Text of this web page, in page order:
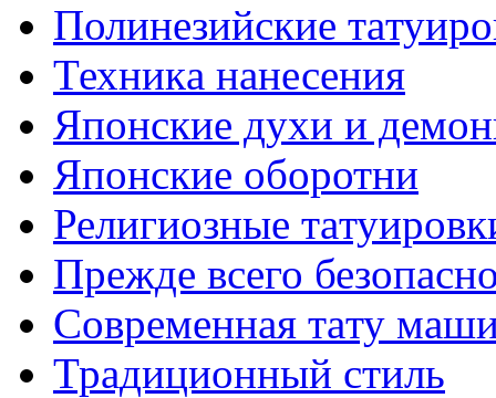
Полинезийские
Техникa нанесения
Японские духи и
Японские оборотни
Религиозные
Прежде всего
Современная тaту
Традиционный стиль